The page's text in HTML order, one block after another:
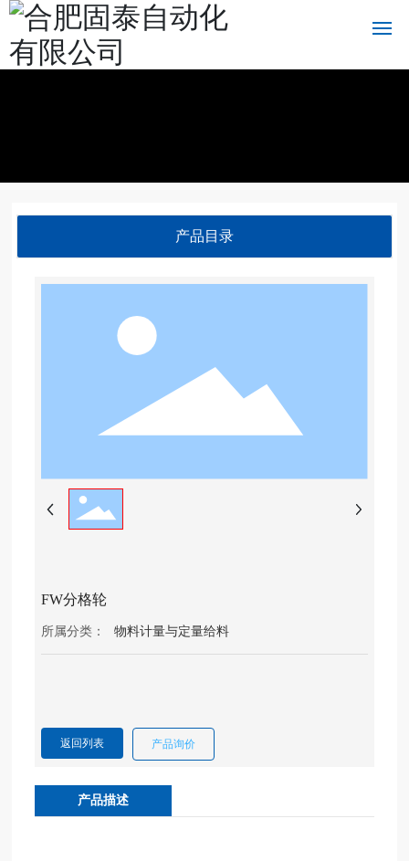
党建工作
产品目录
FW分格轮
所属分类： 物料计量与定量给料
返回列表 产品询价
产品描述